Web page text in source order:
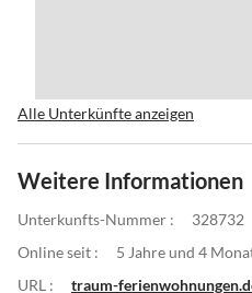
Alle Unterkünfte anzeigen
Weitere Informationen
Unterkunfts-Nummer :
328732
Online seit :
5 Jahre und 4
URL :
traum-